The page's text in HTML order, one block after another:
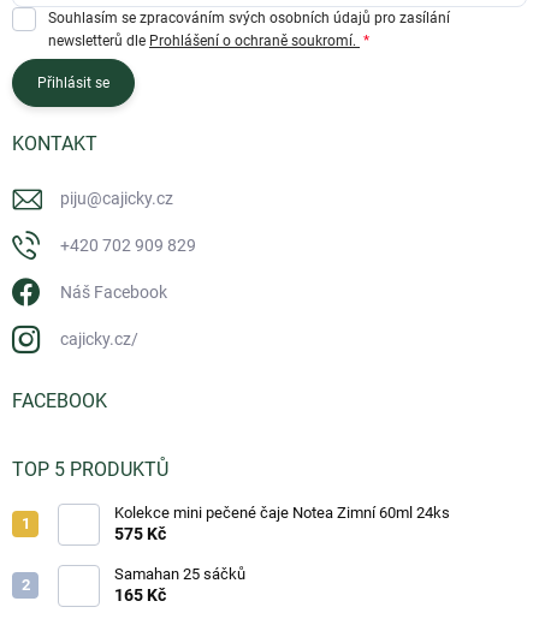
Souhlasím se zpracováním svých osobních údajů pro zasílání
newsletterů dle Prohlášení o ochraně soukromí.
Přihlásit se
KONTAKT
piju@cajicky.cz
+420 702 909 829
Náš Facebook
cajicky.cz/
FACEBOOK
TOP 5 PRODUKTŮ
Kolekce mini pečené čaje Notea Zimní 60ml 24ks
575 Kč
Samahan 25 sáčků
165 Kč